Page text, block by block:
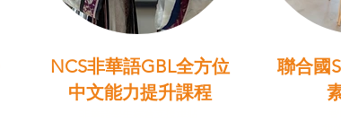
NCS非華語GBL全方位
中文能力提升課程
聯合國